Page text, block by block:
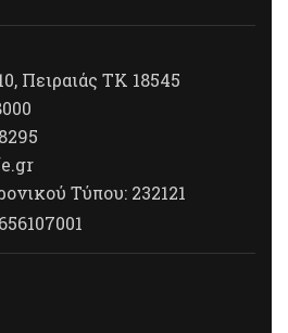
Πειραιάς ΤΚ 18545
Τύπου: 232121